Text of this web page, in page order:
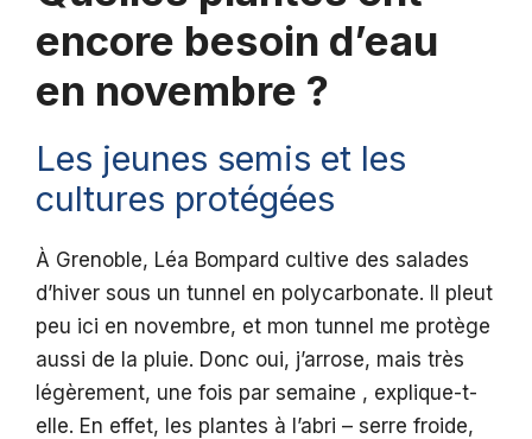
encore besoin d’eau
en novembre ?
Les jeunes semis et les
cultures protégées
À Grenoble, Léa Bompard cultive des salades
d’hiver sous un tunnel en polycarbonate. Il pleut
peu ici en novembre, et mon tunnel me protège
aussi de la pluie. Donc oui, j’arrose, mais très
légèrement, une fois par semaine , explique-t-
elle. En effet, les plantes à l’abri – serre froide,